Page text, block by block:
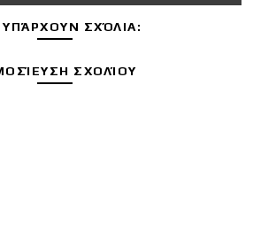
ΣΧΌΛΙΑ:
ΣΧΟΛΊΟΥ